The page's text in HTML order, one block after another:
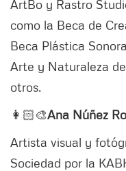
ArtBo y Rastro
como la Beca de
Beca Plástica
Arte y Naturaleza
otros.
👩🏻‍🎨Ana Núñez
Artista visual y
Sociedad por la